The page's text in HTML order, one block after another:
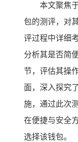
本文聚焦
包的测评，对
评过程中详细
分析其是否简
节，评估其操
面，深入探究
施，通过此次
在便捷与安全
选择该钱包。